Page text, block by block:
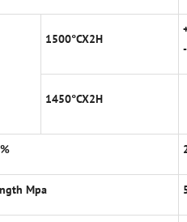
1500°CX2H
1450°CX2H
Mpa